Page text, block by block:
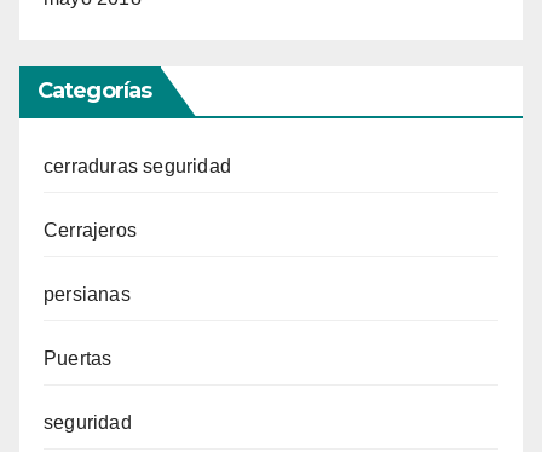
Categorías
cerraduras seguridad
Cerrajeros
persianas
Puertas
seguridad